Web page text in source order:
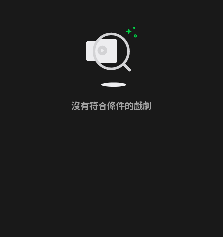
沒有符合條件的戲劇